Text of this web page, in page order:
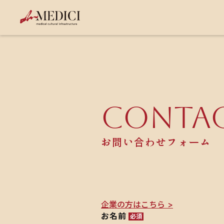
お問い合わせフォーム
企業の方はこちら >
必須
お名前